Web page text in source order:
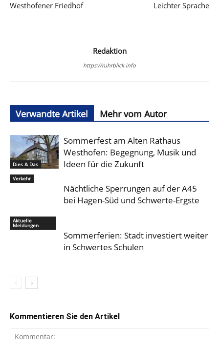
Westhofener Friedhof
Leichter Sprache
Redaktion
https://ruhrblick.info
Verwandte Artikel Mehr vom Autor
Dies & Das
Sommerfest am Alten Rathaus
Westhofen: Begegnung, Musik und
Ideen für die Zukunft
Verkehr
Nächtliche Sperrungen auf der A45
bei Hagen-Süd und Schwerte-Ergste
Aktuelle
Meldungen
Sommerferien: Stadt investiert weiter
in Schwertes Schulen
Kommentieren Sie den Artikel